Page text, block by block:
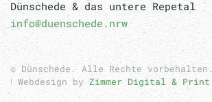
Dünschede & das untere Repetal
info@duenschede.nrw
© Dünschede. Alle Rechte vorbehalten.
ǀ Webdesign by Zimmer Digital & Print